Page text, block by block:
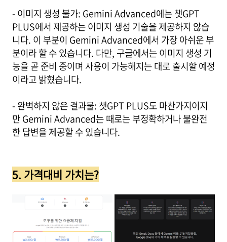
- 이미지 생성 불가: Gemini Advanced에는 챗GPT
PLUS에서 제공하는 이미지 생성 기술을 제공하지 않습
니다. 이 부분이 Gemini Advanced에서 가장 아쉬운 부
분이라 할 수 있습니다. 다만, 구글에서는 이미지 생성 기
능을 곧 준비 중이며 사용이 가능해지는 대로 출시할 예정
이라고 밝혔습니다.
- 완벽하지 않은 결과물: 챗GPT PLUS도 마찬가지이지
만 Gemini Advanced는 때로는 부정확하거나 불완전
한 답변을 제공할 수 있습니다.
5. 가격대비 가치는?